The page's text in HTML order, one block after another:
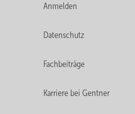
Anmelden
Datenschutz
Fachbeiträge
Karriere bei Gentner